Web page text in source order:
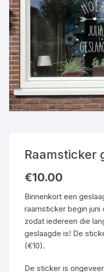
Raamsticker
€10.00
Binnenkort een
raamsticker begin juni
zodat iedereen die
geslaagde is! De
(€10).
De sticker is